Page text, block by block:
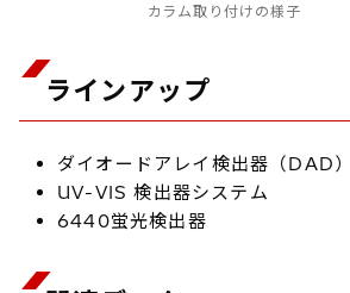
カラム取り付けの様子
ラインアップ
ダイオードアレイ検出器（DAD
UV-VIS 検出器システム
6440蛍光検出器